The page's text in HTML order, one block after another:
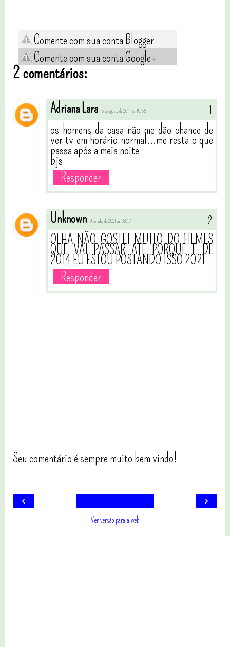
Comente com sua conta Blogger
Comente com sua conta Google+
2 comentários:
Adriana Lara 5 de agosto de 2014 às 19:55
os homens da casa não me dão chance de
ver tv em horário normal...me resta o que
passa após a meia noite
bjs
Responder
Unknown 9 de julho de 2021 às 08:47
OLHA NÃO GOSTEI MUITO DO FILMES
QUE VAI PASSAR ATE PORQUE E DE
2014 EU ESTOU POSTANDO ISSO 2021
Responder
Seu comentário é sempre muito bem vindo!
‹ ›
Ver versão para a web